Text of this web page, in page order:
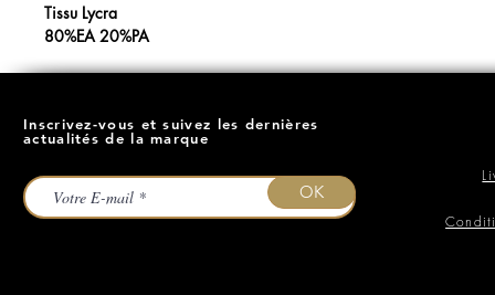
Tissu Lycra
80%EA 20%PA
Inscrivez-vous et suivez les dernières
actualités de la marque
OK